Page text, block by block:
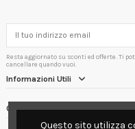
Resta aggiornato su sconti ed offerte. Ti
cancellare quando vuoi.
Informazioni Utili
Contact us
Questo sito utilizza